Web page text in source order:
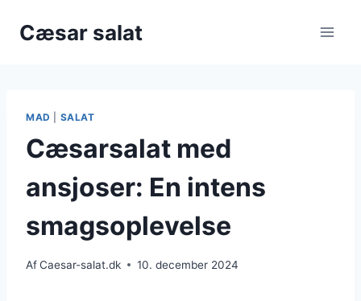
Cæsar salat
MAD SALAT
Cæsarsalat med
ansjoser: En intens
smagsoplevelse
AfCaesar-salat.dk 10. december 2024